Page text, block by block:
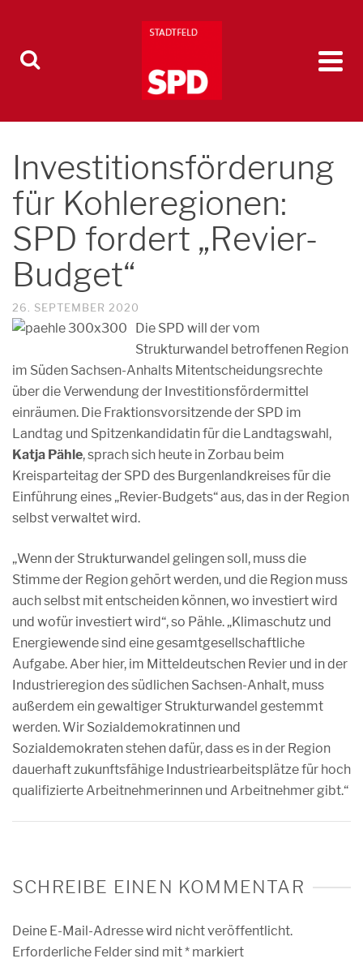
Investitionsförderung
für Kohleregionen:
SPD fordert „Revier-
Budget“
26. SEPTEMBER 2020
Die SPD will der vom
Strukturwandel betroffenen Region
im Süden Sachsen-Anhalts Mitentscheidungsrechte
über die Verwendung der Investitionsfördermittel
einräumen. Die Fraktionsvorsitzende der SPD im
Landtag und Spitzenkandidatin für die Landtagswahl,
Katja Pähle, sprach sich heute in Zorbau beim
Kreisparteitag der SPD des Burgenlandkreises für die
Einführung eines „Revier-Budgets“ aus, das in der Region
selbst verwaltet wird.
„Wenn der Strukturwandel gelingen soll, muss die
Stimme der Region gehört werden, und die Region muss
auch selbst mit entscheiden können, wo investiert wird
und wofür investiert wird“, so Pähle. „Klimaschutz und
Energiewende sind eine gesamtgesellschaftliche
Aufgabe. Aber hier, im Mitteldeutschen Revier und in der
Industrieregion des südlichen Sachsen-Anhalt, muss
außerdem ein gewaltiger Strukturwandel gestemmt
werden. Wir Sozialdemokratinnen und
Sozialdemokraten stehen dafür, dass es in der Region
dauerhaft zukunftsfähige Industriearbeitsplätze für hoch
qualifizierte Arbeitnehmerinnen und Arbeitnehmer gibt.“
SCHREIBE EINEN KOMMENTAR
Deine E-Mail-Adresse wird nicht veröffentlicht.
Erforderliche Felder sind mit* markiert